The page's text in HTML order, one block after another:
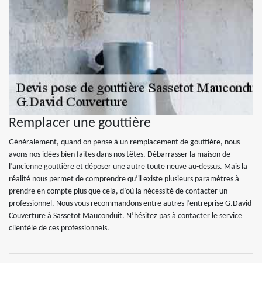
Remplacer une gouttière
Généralement, quand on pense à un remplacement de gouttière, nous
avons nos idées bien faites dans nos têtes. Débarrasser la maison de
l’ancienne gouttière et déposer une autre toute neuve au-dessus. Mais la
réalité nous permet de comprendre qu’il existe plusieurs paramètres à
prendre en compte plus que cela, d’où la nécessité de contacter un
professionnel. Nous vous recommandons entre autres l’entreprise G.David
Couverture à Sassetot Mauconduit. N’hésitez pas à contacter le service
clientèle de ces professionnels.